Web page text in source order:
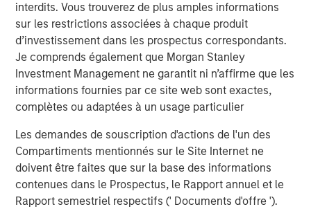
interdits. Vous trouverez de plus amples informations
sur les restrictions associées à chaque produit
d’investissement dans les prospectus correspondants.
Je comprends également que Morgan Stanley
Investment Management ne garantit ni n’affirme que les
informations fournies par ce site web sont exactes,
complètes ou adaptées à un usage particulier
Les demandes de souscription d'actions de l'un des
Compartiments mentionnés sur le Site Internet ne
doivent être faites que sur la base des informations
contenues dans le Prospectus, le Rapport annuel et le
Rapport semestriel respectifs (' Documents d'offre ').
1) Dans un scénario de désescalade rapide, où les
tensions s’apaisent en quelques jours ou semaines et où
les flux énergétiques se normalisent, la prime de risque
géopolitique intégrée dans les prix du pétrole
s’estomperait probablement. Dans un tel scénario, les
effets inflationnistes s’avéreraient sans doute
temporaires, ce qui permettrait aux banques centrales de
passer outre le choc. Les obligations d’État retrouveraient
probablement leurs caractéristiques traditionnelles de
valeur refuge, les points morts d’inflation et les primes de
terme pourraient se détendre, et la volatilité des taux
reculerait vraisemblablement à mesure que les marchés